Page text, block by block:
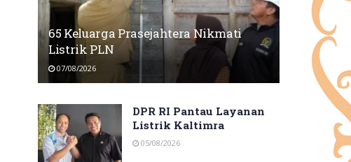
65 Keluarga Prasejahtera Nikmati
Listrik PLN
07/08/2026
DPR RI Pantau Layanan
Listrik Kaltimra
05/08/2026